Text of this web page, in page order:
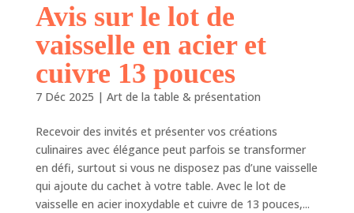
Avis sur le lot de
vaisselle en acier et
cuivre 13 pouces
7 Déc 2025 | Art de la table & présentation
Recevoir des invités et présenter vos créations
culinaires avec élégance peut parfois se transformer
en défi, surtout si vous ne disposez pas d’une vaisselle
qui ajoute du cachet à votre table. Avec le lot de
vaisselle en acier inoxydable et cuivre de 13 pouces,...